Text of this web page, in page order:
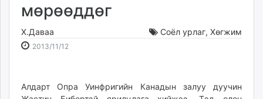
dorgio.mn
Gogo.mn
caak.mn
Baabar.mn
мөрөөддөг
Х.Даваа Соёл урлаг, Хөгжим
2013/11/12
18:54:40
06:18:44
Алдарт Опра Уинфригийн Канадын залуу дуучин